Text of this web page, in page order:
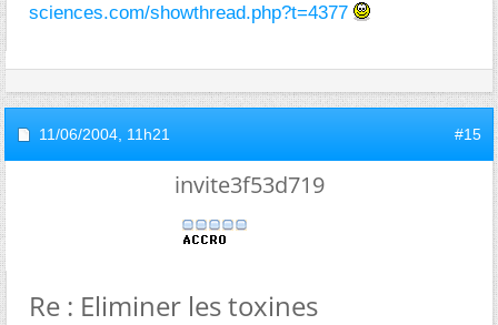
sciences.com/showthread.php?t=4377
11/06/2004, 11h21 #15
invite3f53d719
Re : Eliminer les toxines